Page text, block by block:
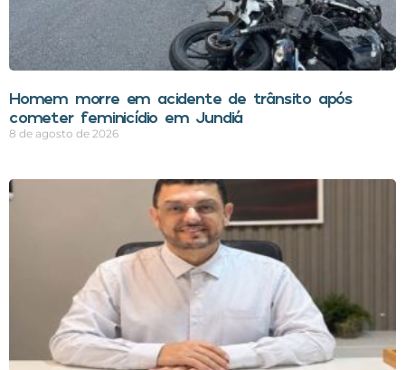
Homem morre em acidente de trânsito após
cometer feminicídio em Jundiá
8 de agosto de 2026